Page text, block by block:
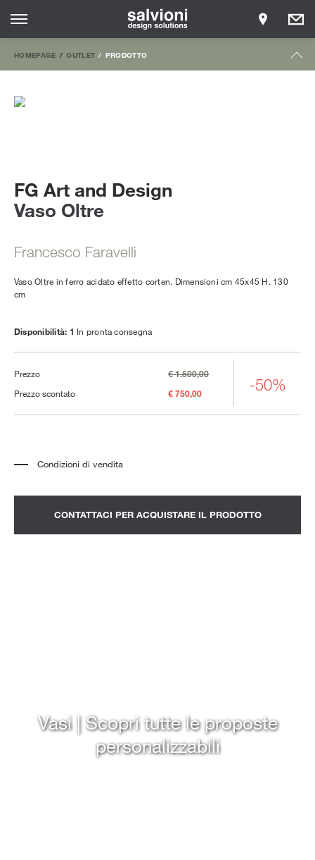
HOMEPAGE OUTLET PRODOTTO
Vaso Oltre
FG Art and Design
Francesco Faravelli
Vaso Oltre in ferro acidato effetto corten. Dimensioni cm 45x45 H. 130
cm
Disponibilità: 1 In pronta consegna
Prezzo
€ 1.500,00
Prezzo scontato
€ 750,00 -50%
Condizioni di vendita
essere quotato separatamente.
Trasporto e assemblaggio esclusi.
nello showroom.
CONTATTACI PER ACQUISTARE IL PRODOTTO
Vasi | Scopri tutte le proposte
personalizzabili